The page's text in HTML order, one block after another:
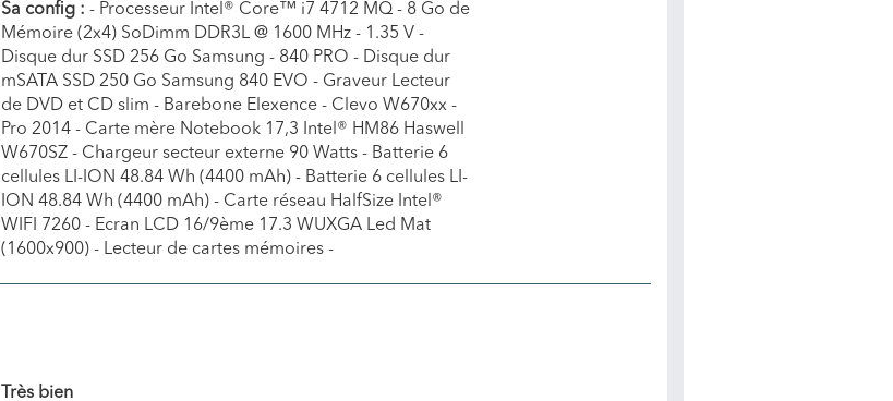
Sa config : - Processeur Intel® Core™ i7 4712 MQ - 8 Go de
Mémoire (2x4) SoDimm DDR3L @ 1600 MHz - 1.35 V -
Disque dur SSD 256 Go Samsung - 840 PRO - Disque dur
mSATA SSD 250 Go Samsung 840 EVO - Graveur Lecteur
de DVD et CD slim - Barebone Elexence - Clevo W670xx -
Pro 2014 - Carte mère Notebook 17,3 Intel® HM86 Haswell
W670SZ - Chargeur secteur externe 90 Watts - Batterie 6
cellules LI-ION 48.84 Wh (4400 mAh) - Batterie 6 cellules LI-
ION 48.84 Wh (4400 mAh) - Carte réseau HalfSize Intel®
WIFI 7260 - Ecran LCD 16/9ème 17.3 WUXGA Led Mat
(1600x900) - Lecteur de cartes mémoires -
Très bien